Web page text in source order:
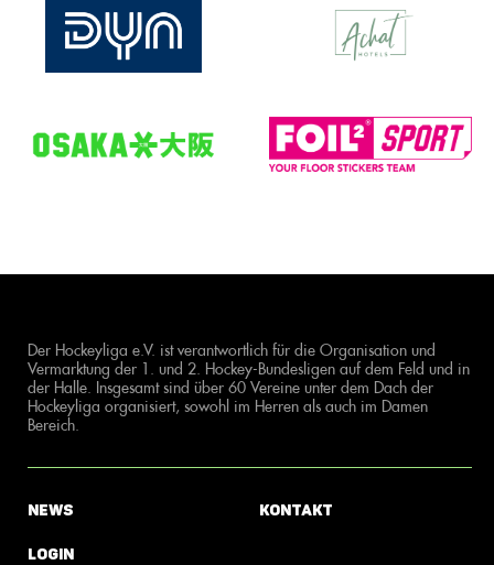
Der Hockeyliga e.V. ist verantwortlich für die Organisation und
Vermarktung der 1. und 2. Hockey-Bundesligen auf dem Feld und in
der Halle. Insgesamt sind über 60 Vereine unter dem Dach der
Hockeyliga organisiert, sowohl im Herren als auch im Damen
Bereich.
News
Login
Kontakt